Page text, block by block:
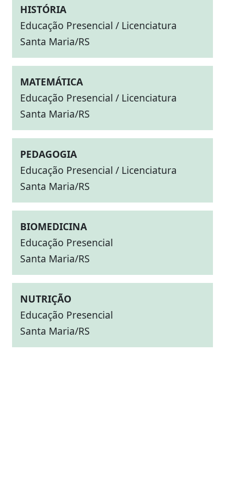
HISTÓRIA
Educação Presencial / Licenciatura
Santa Maria/RS
MATEMÁTICA
Educação Presencial / Licenciatura
Santa Maria/RS
PEDAGOGIA
Educação Presencial / Licenciatura
Santa Maria/RS
BIOMEDICINA
Educação Presencial
Santa Maria/RS
NUTRIÇÃO
Educação Presencial
Santa Maria/RS